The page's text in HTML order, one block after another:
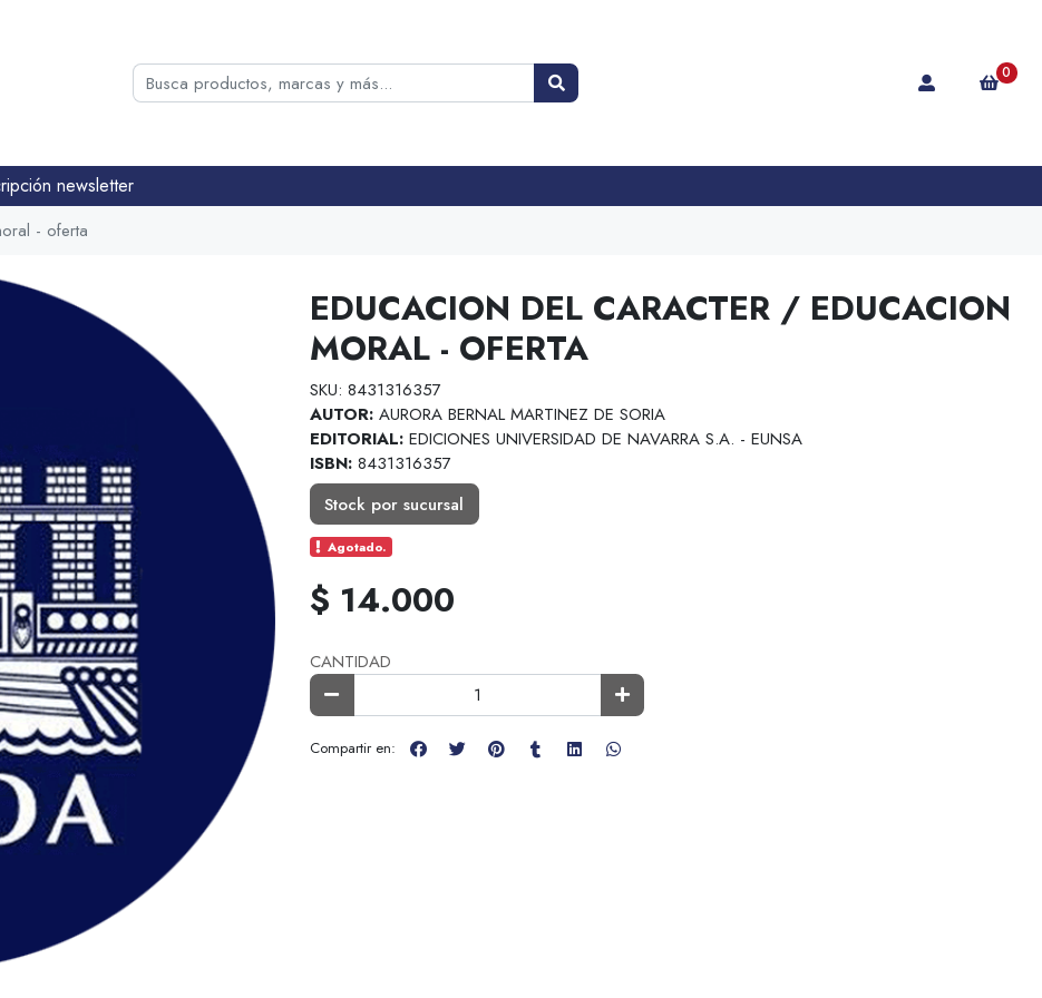
0
newsletter
- oferta
EDUCACION DEL CARACTER / EDUCACION
MORAL - OFERTA
SKU: 8431316357
AUTOR: AURORA BERNAL MARTINEZ DE SORIA
EDITORIAL: EDICIONES UNIVERSIDAD DE NAVARRA S.A. - EUNSA
ISBN: 8431316357
Stock por sucursal
Agotado.
$ 14.000
CANTIDAD
Compartir en: